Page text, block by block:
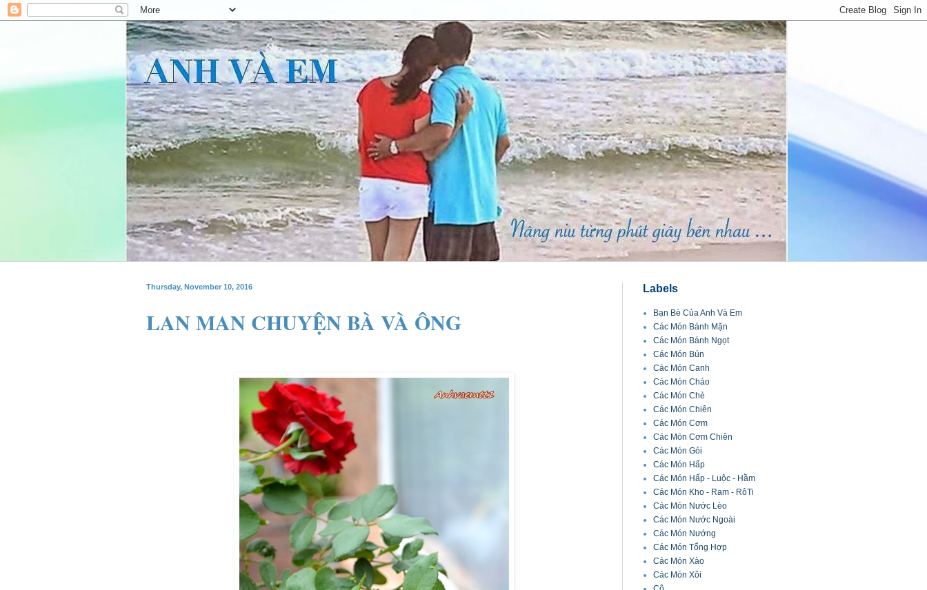
Thursday, November 10, 2016
LAN MAN CHUYỆN BÀ VÀ ÔNG
Labels
Bạn Bè Của Anh Và Em
Các Món Bánh Mặn
Các Món Bánh Ngọt
Các Món Bún
Các Món Canh
Các Món Cháo
Các Món Chè
Các Món Chiên
Các Món Cơm
Các Món Cơm Chiên
Các Món Gỏi
Các Món Hấp
Các Món Hấp - Luộc - Hầm
Các Món Kho - Ram - RôTi
Các Món Nước Lèo
Các Món Nước Ngoài
Các Món Nướng
Các Món Tổng Hợp
Các Món Xào
Các Món Xôi